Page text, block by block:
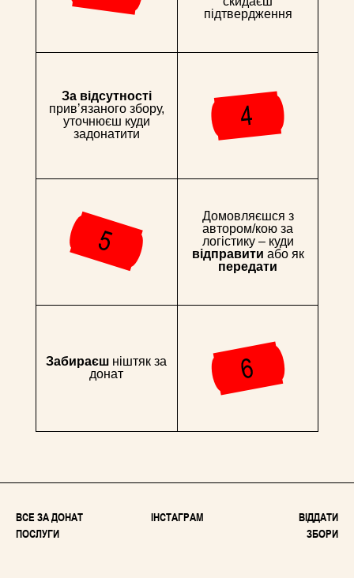
підтвердження
За відсутності
привʼязаного збору,
уточнюєш куди
задонатити
Домовляєшся з
автором/кою за
логістику – куди
відправити або як
передати
Забираєш ніштяк за
донат
ВСЕ ЗА ДОНАТ ІНСТАГРАМ
ВІДДАТИ
ПОСЛУГИ
ЗБОРИ